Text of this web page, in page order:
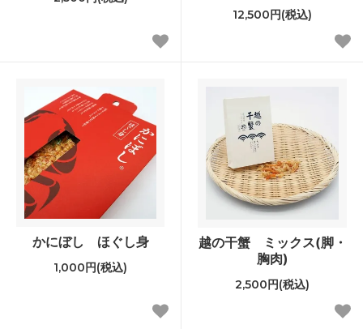
12,500円(税込)
かにぼし ほぐし身
1,000円(税込)
越の干蟹 ミックス(脚・
胸肉)
2,500円(税込)